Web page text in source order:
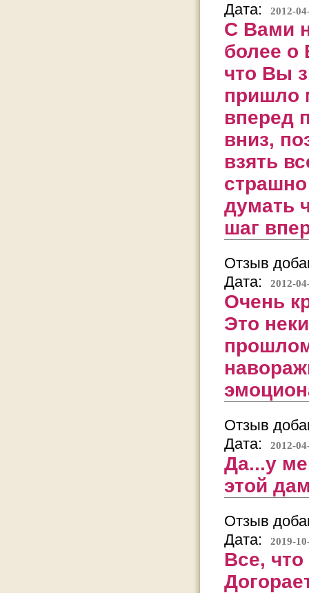
Дата:
2012-
С Вами
более
что Вы
пришло
вперед
вниз,
взять
думать
шаг
Отзыв
Дата:
2012-
Очень
Это
Отзыв
Дата:
2012-
Да...у
этой
Отзыв
Дата:
2019-
Все,